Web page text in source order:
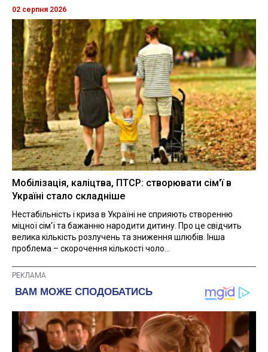
02 серпня 2026
Мобілізація, каліцтва, ПТСР: створювати сім'ї в
Україні стало складніше
Нестабільність і криза в Україні не сприяють створенню
міцної сім'ї та бажанню народити дитину. Про це свідчить
велика кількість розлучень та зниження шлюбів. Інша
проблема – скорочення кількості чоло...